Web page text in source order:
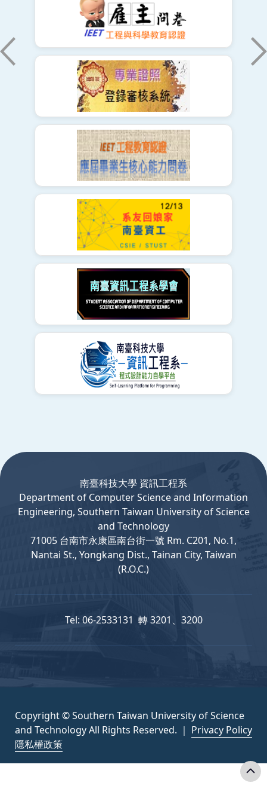
南臺科技大學 資訊工程系
Departmentof ComputerScience and Information
Engineering, Southern Taiwan University of Science
and Technology
71005 台南市永康區南台街一號 Rm. C201, No.1,
Nantai St., Yongkang Dist., Tainan City, Taiwan
(R.O.C.)
Tel: 06-2533131 轉 3201、3200
Copyright © Southern Taiwan University of Science
and Technology All Rights Reserved. ｜ Privacy Policy
隱私權政策